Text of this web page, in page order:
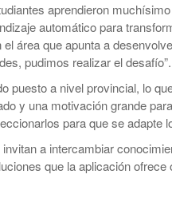
aprendieron
automático para
área que apunta a
pudimos realizar el desafío”.
puesto a nivel provincial, lo
y una motivación grande
para que se adapte
a intercambiar
que la aplicación ofrece